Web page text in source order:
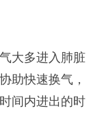
大多进入肺脏
助快速换气，
间内进出的时